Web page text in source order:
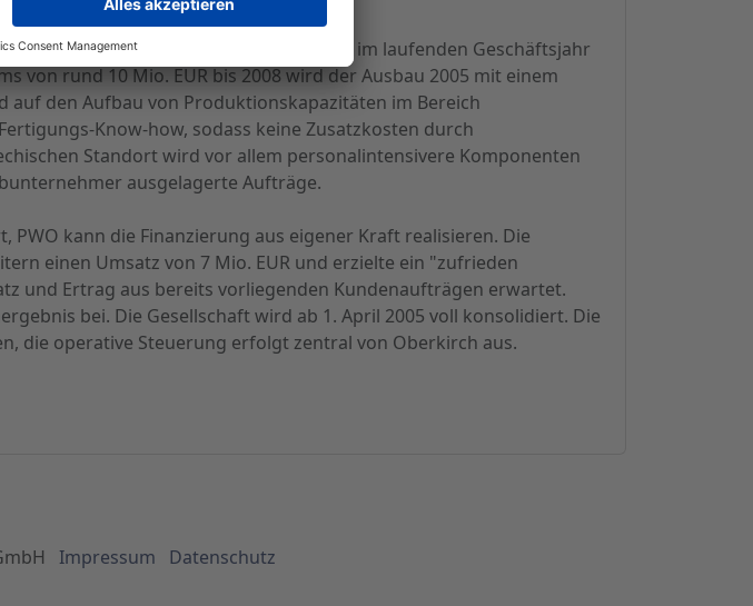
auf, die schon im laufenden Geschäftsjahr
von rund 10 Mio. EUR bis 2008 wird der Ausbau 2005 mit einem
auf den Aufbau von Produktionskapazitäten im Bereich
Know-how, sodass keine Zusatzkosten durch
Standort wird vor allem personalintensivere Komponenten
ausgelagerte Aufträge.
kann die Finanzierung aus eigener Kraft realisieren. Die
einen Umsatz von 7 Mio. EUR und erzielte ein "zufrieden
und Ertrag aus bereits vorliegenden Kundenaufträgen erwartet.
bei. Die Gesellschaft wird ab 1. April 2005 voll konsolidiert. Die
die operative Steuerung erfolgt zentral von Oberkirch aus.
Impressum Datenschutz